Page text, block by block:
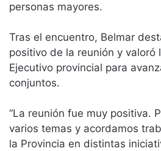
personas mayores.
Tras el encuentro, Belmar
positivo de la reunión y valoró
Ejecutivo provincial para
conjuntos.
“La reunión fue muy positiva.
varios temas y acordamos
la Provincia en distintas